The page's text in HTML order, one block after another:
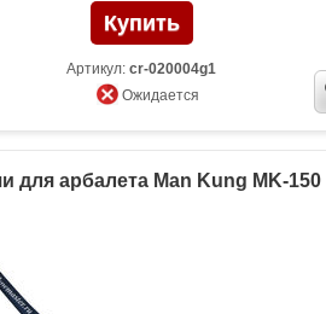
Артикул: cr-020004g1
Ожидается
для арбалета Man Kung MK-150